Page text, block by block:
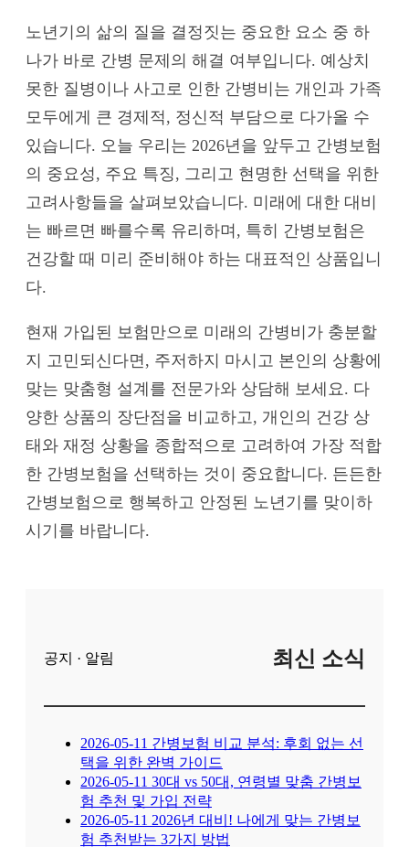
노년기의 삶의 질을 결정짓는 중요한 요소 중 하
나가 바로 간병 문제의 해결 여부입니다. 예상치
못한 질병이나 사고로 인한 간병비는 개인과 가족
모두에게 큰 경제적, 정신적 부담으로 다가올 수
있습니다. 오늘 우리는 2026년을 앞두고 간병보험
의 중요성, 주요 특징, 그리고 현명한 선택을 위한
고려사항들을 살펴보았습니다. 미래에 대한 대비
는 빠르면 빠를수록 유리하며, 특히 간병보험은
건강할 때 미리 준비해야 하는 대표적인 상품입니
다.
현재 가입된 보험만으로 미래의 간병비가 충분할
지 고민되신다면, 주저하지 마시고 본인의 상황에
맞는 맞춤형 설계를 전문가와 상담해 보세요. 다
양한 상품의 장단점을 비교하고, 개인의 건강 상
태와 재정 상황을 종합적으로 고려하여 가장 적합
한 간병보험을 선택하는 것이 중요합니다. 든든한
간병보험으로 행복하고 안정된 노년기를 맞이하
시기를 바랍니다.
공지 · 알림 최신 소식
2026-05-11 간병보험 비교 분석: 후회 없는 선
택을 위한 완벽 가이드
2026-05-11 30대 vs 50대, 연령별 맞춤 간병보
험 추천 및 가입 전략
2026-05-11 2026년 대비! 나에게 맞는 간병보
험 추천받는 3가지 방법